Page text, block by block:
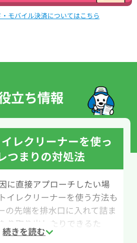
モバイル決済についてはこちら
立ち情報
レクリーナーを使っ
つまりの対処法
に直接アプローチしたい場
イレクリーナーを使う方法も
の先端を排水口に入れて詰ま
り取り出したりできるた
すっぽん）で改善しない場合